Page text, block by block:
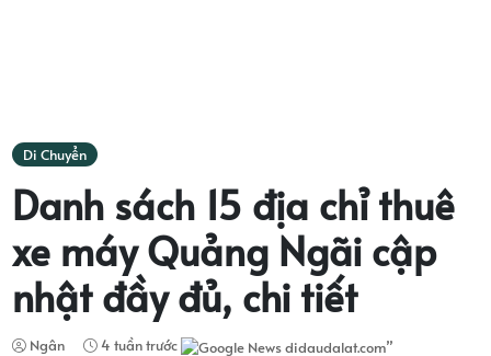
Di Chuyển
Danh sách 15 địa chỉ thuê
xe máy Quảng Ngãi cập
nhật đầy đủ, chi tiết
Ngân 4 tuần trước